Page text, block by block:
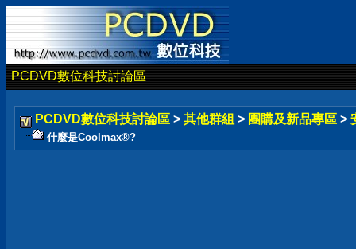
PCDVD數位科技討論區
PCDVD數位科技討論區 > 其他群組 > 團購及新品專區 >
什麼是Coolmax®?